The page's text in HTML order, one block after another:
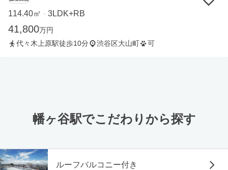
114.40㎡ ・ 3LDK+RB
41,800万円
代々木上原駅徒歩10分
渋谷区大山町 可
幡ヶ谷駅でこだわりから探す
ルーフバルコニー付き